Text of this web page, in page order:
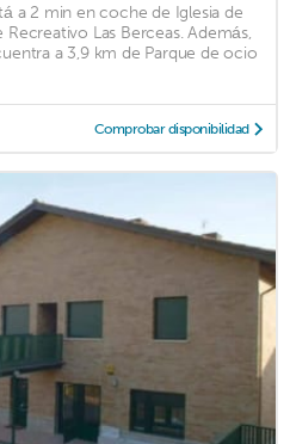
a 2 min en coche de Iglesia de
Recreativo Las Berceas. Además,
a 3,9 km de Parque de ocio
Comprobar disponibilidad